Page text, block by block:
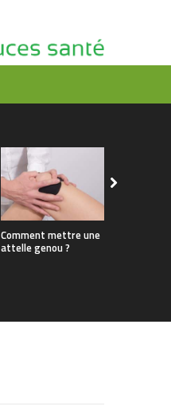
Comment mettre une
attelle genou ?